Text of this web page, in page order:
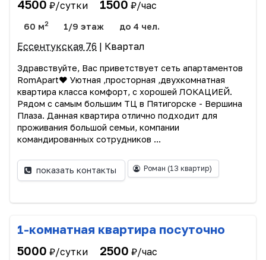
4500 ₽/сутки 1500 ₽/час
60 м2 1/9 этаж до 4 чел.
Ессентукская 76 | Квартал
Здравствуйте, Вас приветствует сеть апартаментов
RomApart❤️ Уютная ,просторная ,двухкомнатная
квартира класса комфорт, с хорошей ЛОКАЦИЕЙ.
Рядом с самым большим ТЦ в Пятигорске - Вершина
Плаза. Данная квартира отлично подходит для
проживания большой семьи, компании
командированных сотрудников ...
показать контакты Роман (13 квартир)
1-комнатная квартира посуточно
5000 ₽/сутки 2500 ₽/час